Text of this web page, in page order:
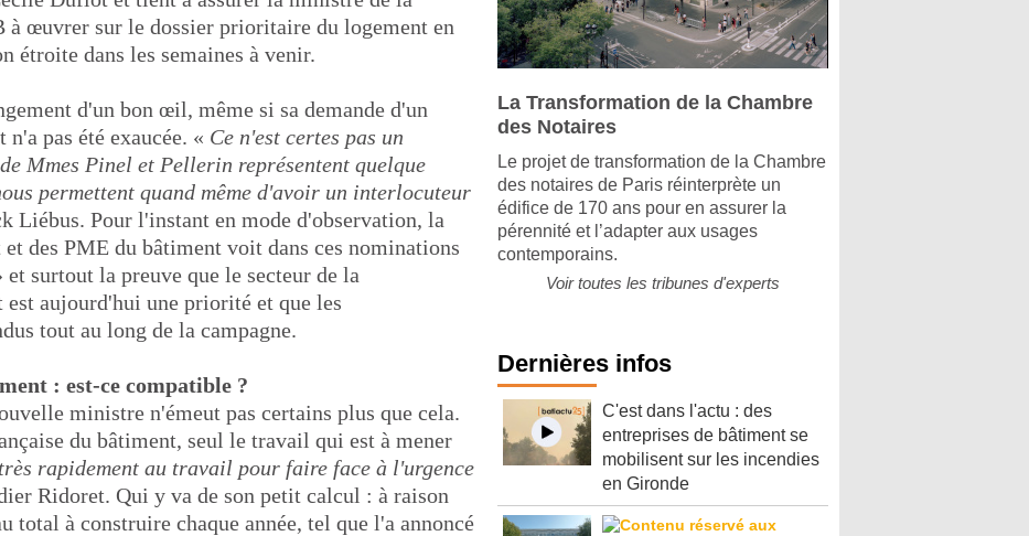
œuvrer sur le dossier prioritaire du logement en
étroite dans les semaines à venir.
d'un bon œil, même si sa demande d'un
pas été exaucée. « Ce n'est certes pas un
Mmes Pinel et Pellerin représentent quelque
permettent quand même d'avoir un interlocuteur
Liébus. Pour l'instant en mode d'observation, la
des PME du bâtiment voit dans ces nominations
et surtout la preuve que le secteur de la
aujourd'hui une priorité et que les
tout au long de la campagne.
: est-ce compatible ?
ministre n'émeut pas certains plus que cela.
du bâtiment, seul le travail qui est à mener
rapidement au travail pour faire face à l'urgence
Ridoret. Qui y va de son petit calcul : à raison
total à construire chaque année, tel que l'a annoncé
La Transformation de la Chambre
des Notaires
Le projet de transformation de la Chambre
des notaires de Paris réinterprète un
édifice de 170 ans pour en assurer la
pérennité et l’adapter aux usages
contemporains.
Voir toutes les tribunes d'experts
Dernières infos
C'est dans l'actu : des
entreprises de bâtiment se
mobilisent sur les incendies
en Gironde